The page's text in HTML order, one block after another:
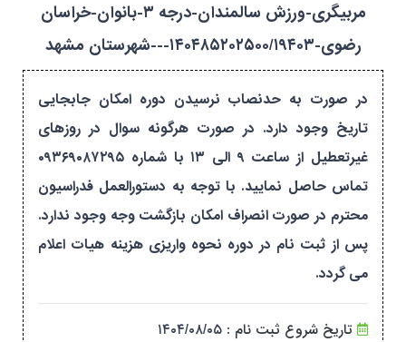
مربیگری-ورزش سالمندان-درجه ۳-بانوان-خراسان
رضوی-۱۴۰۴۸۵۲۰۲۵۰۰/۱۹۴۰۳---شهرستان مشهد
در صورت به حدنصاب نرسیدن دوره امکان جابجایی
تاریخ وجود دارد. در صورت هرگونه سوال در روزهای
غیرتعطیل از ساعت ۹ الی ۱۳ با شماره ۰۹۳۶۹۰۸۷۲۹۵
تماس حاصل نمایید. با توجه به دستورالعمل فدراسیون
محترم در صورت انصراف امکان بازگشت وجه وجود ندارد.
پس از ثبت نام در دوره نحوه واریزی هزینه هیات اعلام
می گردد.
تاریخ شروع ثبت نام : ۱۴۰۴/۰۸/۰۵